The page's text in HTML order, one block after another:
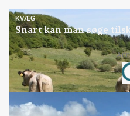
KVÆG
Snart kan man søge